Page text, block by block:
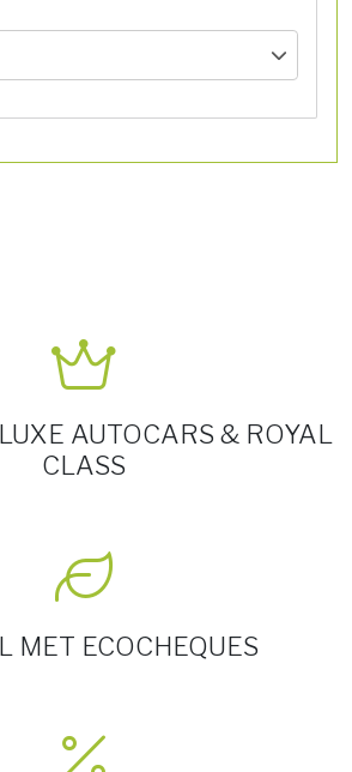
AUTOCARS & ROYAL
CLASS
MET ECOCHEQUES